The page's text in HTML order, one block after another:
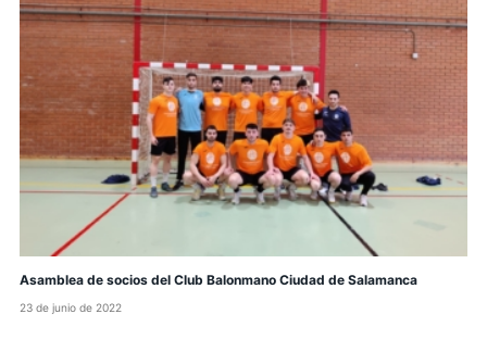
Asamblea de socios del Club Balonmano Ciudad de Salamanca
23 de junio de 2022